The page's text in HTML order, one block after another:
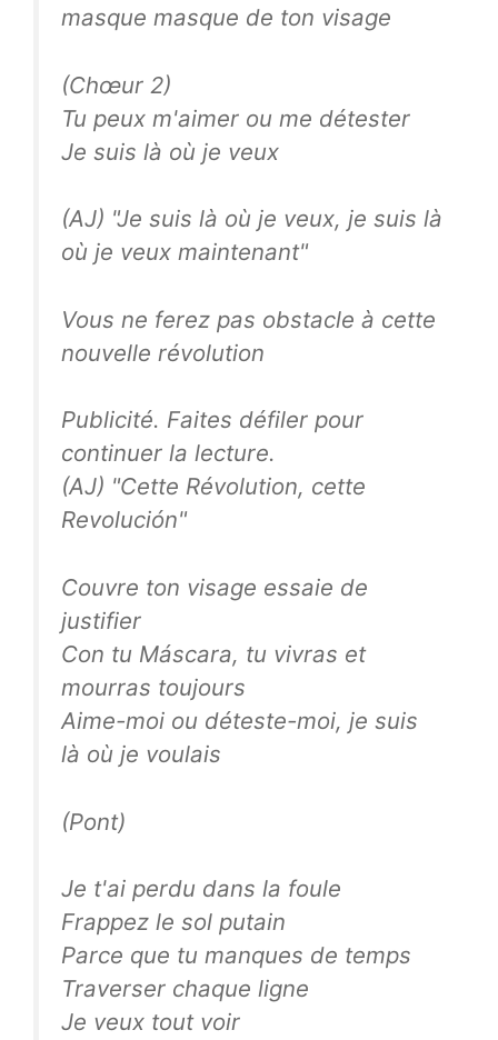
masque masque de ton visage
(Chœur 2)
Tu peux m'aimer ou me détester
Je suis là où je veux
(AJ) "Je suis là où je veux, je suis là
où je veux maintenant"
Vous ne ferez pas obstacle à cette
nouvelle révolution
Publicité. Faites défiler pour
continuer la lecture.
(AJ) "Cette Révolution, cette
Revolución"
Couvre ton visage essaie de
justifier
Con tu Máscara, tu vivras et
mourras toujours
Aime-moi ou déteste-moi, je suis
là où je voulais
(Pont)
Je t'ai perdu dans la foule
Frappez le sol putain
Parce que tu manques de temps
Traverser chaque ligne
Je veux tout voir